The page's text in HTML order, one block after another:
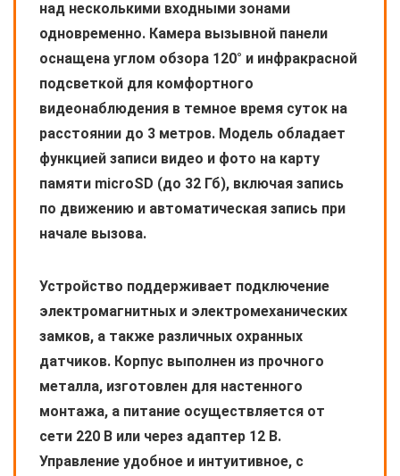
над несколькими входными зонами
одновременно. Камера вызывной панели
оснащена углом обзора 120° и инфракрасной
подсветкой для комфортного
видеонаблюдения в темное время суток на
расстоянии до 3 метров. Модель обладает
функцией записи видео и фото на карту
памяти microSD (до 32 Гб), включая запись
по движению и автоматическая запись при
начале вызова.
Устройство поддерживает подключение
электромагнитных и электромеханических
замков, а также различных охранных
датчиков. Корпус выполнен из прочного
металла, изготовлен для настенного
монтажа, а питание осуществляется от
сети 220 В или через адаптер 12 В.
Управление удобное и интуитивное, с